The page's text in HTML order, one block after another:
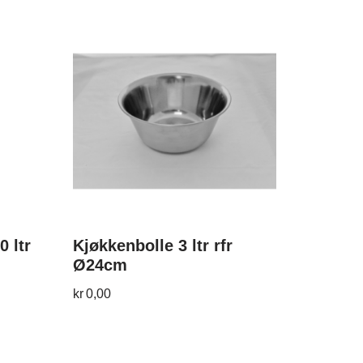
ltr
Kjøkkenbolle 3 ltr rfr
Ø24cm
kr0,00